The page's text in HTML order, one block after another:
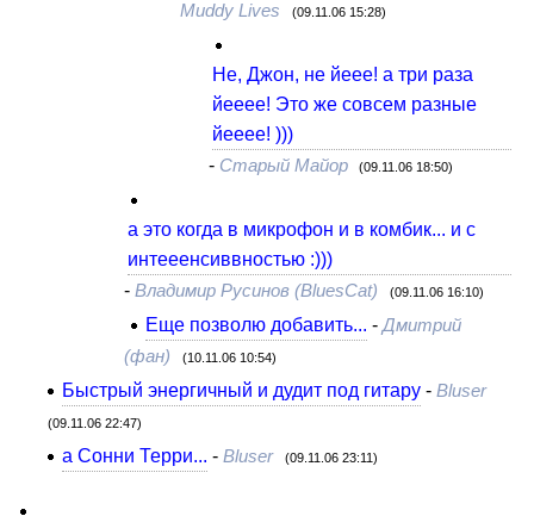
Muddy Lives (09.11.06 15:28)
Не, Джон, не йеее! а три раза
йееее! Это же совсем разные
йееее! )))
- Старый Майор (09.11.06 18:50)
а это когда в микрофон и в комбик... и с
интееенсиввностью :)))
-Владимир Русинов (BluesCat) (09.11.06 16:10)
Еще позволю добавить... -Дмитрий
(фан)
(10.11.06 10:54)
Быстрый энергичный и дудит под гитару -Bluser
(09.11.06 22:47)
а Сонни Терри... -Bluser (09.11.06 23:11)